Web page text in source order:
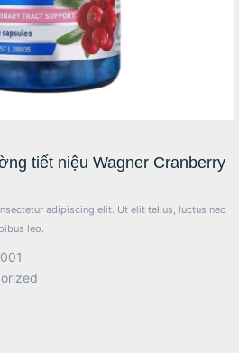
tiết niệu Wagner Cranberry
adipiscing elit. Ut elit tellus, luctus nec
leo.